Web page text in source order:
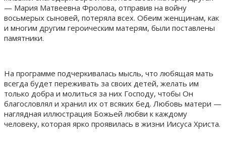
— Мария Матвеевна Фролова, отправив на войну
восьмерых сыновей, потеряла всех. Обеим женщинам, как
и многим другим героическим матерям, были поставлены
памятники.
На программе подчеркивалась мысль, что любящая мать
всегда будет переживать за своих детей, желать им
только добра и молиться за них Господу, чтобы Он
благословлял и хранил их от всяких бед. Любовь матери —
наглядная иллюстрация Божьей любви к каждому
человеку, которая ярко проявилась в жизни Иисуса Христа.